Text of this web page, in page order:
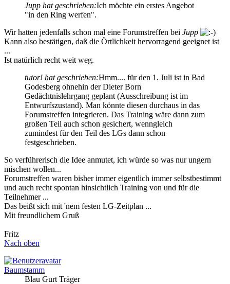
Jupp hat geschrieben:Ich möchte ein erstes Angebot
"in den Ring werfen".
Wir hatten jedenfalls schon mal eine Forumstreffen bei Jupp
Kann also bestätigen, daß die Örtlichkeit hervorragend geeignet ist
...
Ist natürlich recht weit weg.
tutor! hat geschrieben:Hmm.... für den 1. Juli ist in Bad
Godesberg ohnehin der Dieter Born
Gedächtnislehrgang geplant (Ausschreibung ist im
Entwurfszustand). Man könnte diesen durchaus in das
Forumstreffen integrieren. Das Training wäre dann zum
großen Teil auch schon gesichert, wenngleich
zumindest für den Teil des LGs dann schon
festgeschrieben.
So verführerisch die Idee anmutet, ich würde so was nur ungern
mischen wollen...
Forumstreffen waren bisher immer eigentlich immer selbstbestimmt
und auch recht spontan hinsichtlich Training von und für die
Teilnehmer ...
Das beißt sich mit 'nem festen LG-Zeitplan ...
Mit freundlichem Gruß
Fritz
Nach oben
Baumstamm
Blau Gurt Träger